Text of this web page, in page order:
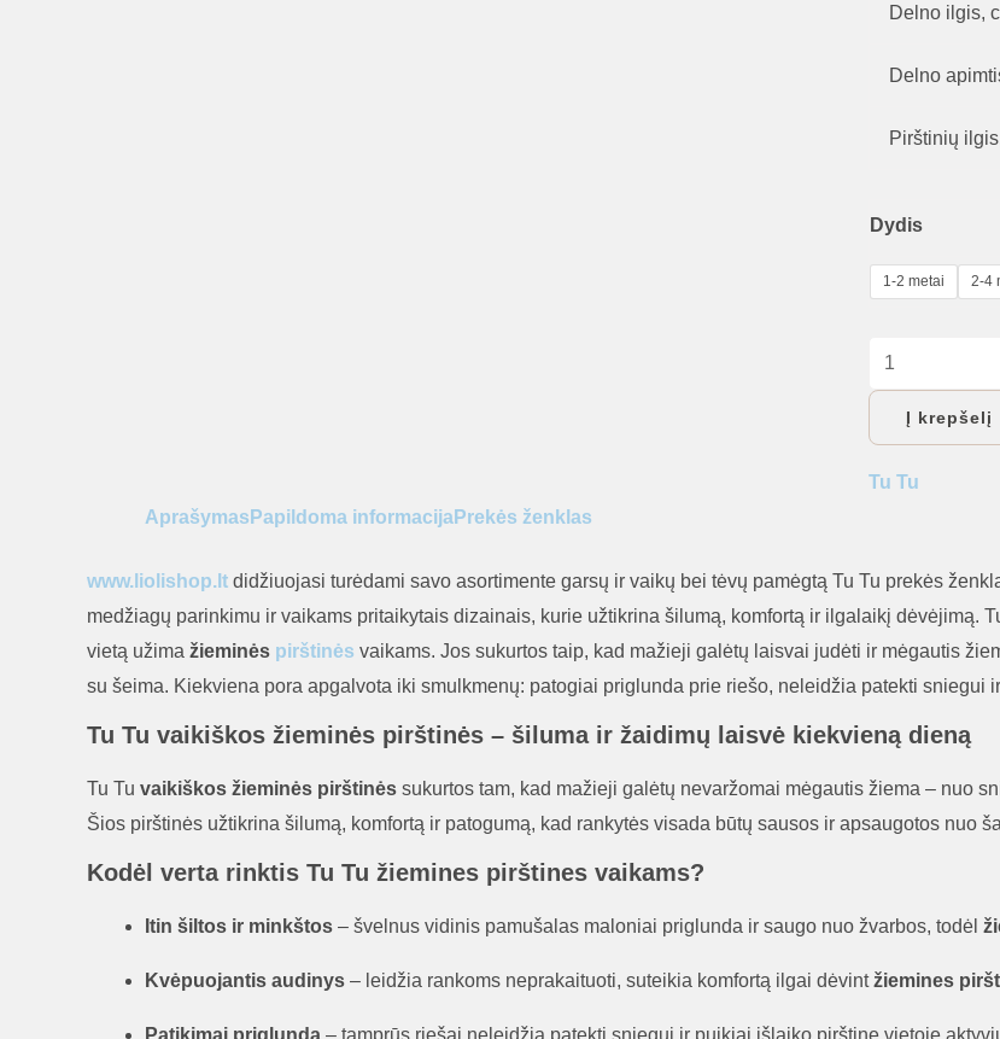
Delno ilgis,
Delno
Pirštinių
Dydis
1-2 metai 2-4
produkto
kiekis:
TuTu
kumštinės
Į krepšelį
Tu Tu
Aprašymas Papildoma informacijaPrekės ženklas
www.liolishop.lt didžiuojasi turėdami savo asortimente garsų ir vaikų bei tėvų pamėgtą Tu Tu prekės
medžiagų parinkimu ir vaikams pritaikytais dizainais, kurie užtikrina šilumą, komfortą ir ilgalaikį dėvėjimą.
vietą užima žieminės pirštinės vaikams. Jos sukurtos taip, kad mažieji galėtų laisvai judėti ir mėgautis
su šeima. Kiekviena pora apgalvota iki smulkmenų: patogiai priglunda prie riešo, neleidžia patekti sniegui
Tu Tu vaikiškos žieminės pirštinės – šiluma ir žaidimų laisvė kiekvieną dieną
Tu Tu vaikiškos žieminės pirštinės sukurtos tam, kad mažieji galėtų nevaržomai mėgautis žiema – nuo
Šios pirštinės užtikrina šilumą, komfortą ir patogumą, kad rankytės visada būtų sausos ir apsaugotos nuo
Kodėl verta rinktis Tu Tu žiemines pirštines vaikams?
Itin šiltos ir minkštos – švelnus vidinis pamušalas maloniai priglunda ir saugo nuo žvarbos, todėl
Kvėpuojantis audinys – leidžia rankoms neprakaituoti, suteikia komfortą ilgai dėvintžiemines
Patikimai priglunda – tamprūs riešai neleidžia patekti sniegui ir puikiai išlaiko pirštinę vietoje